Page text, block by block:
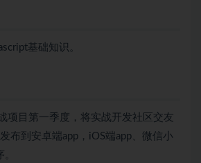
基础知识。
项目第一季度，将实战开发社区交友
布到安卓端app，iOS端app、微信小